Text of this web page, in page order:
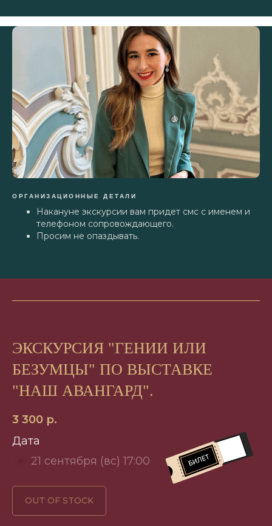
ОРГАНИЗАЦИОННЫЕ ДЕТАЛИ
Накануне экскурсии вам придет смс с именем и
телефоном сопровождающего.
Просим не опаздывать.
ЭКСКУРСИЯ "ГЕНИИ ИЛИ
БЕЗУМЦЫ" ПО ВЫСТАВКЕ
"НАШ АВАНГАРД".
3 300 р.
Дата
21 сентября (вс) 17:00
OUT OF STOCK